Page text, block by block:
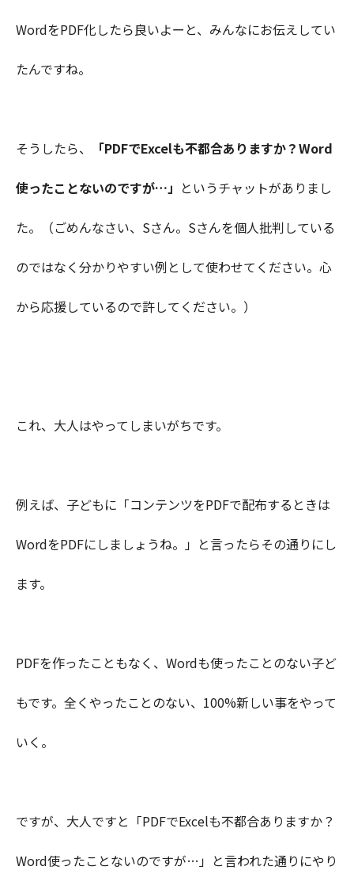
WordをPDF化したら良いよーと、みんなにお伝えしてい
たんですね。
そうしたら、 「PDFでExcelも不都合ありますか？Word
使ったことないのですが…」 というチャットがありまし
た。（ごめんなさい、Sさん。Sさんを個人批判している
のではなく分かりやすい例として使わせてください。心
から応援しているので許してください。）
これ、大人はやってしまいがちです。
例えば、子どもに「コンテンツをPDFで配布するときは
WordをPDFにしましょうね。」と言ったらその通りにし
ます。
PDFを作ったこともなく、Wordも使ったことのない子ど
もです。全くやったことのない、100%新しい事をやって
いく。
ですが、大人ですと「PDFでExcelも不都合ありますか？
Word使ったことないのですが…」と言われた通りにやり